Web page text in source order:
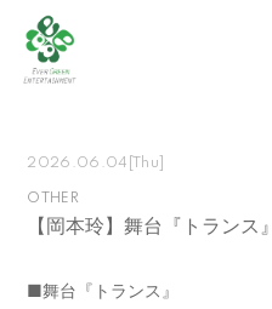
SCHEDULE
VIDEO
MOVIE
2026.06.04 [Thu]
OTHER
【岡本玲】舞台『トランス』
■舞台『トランス』